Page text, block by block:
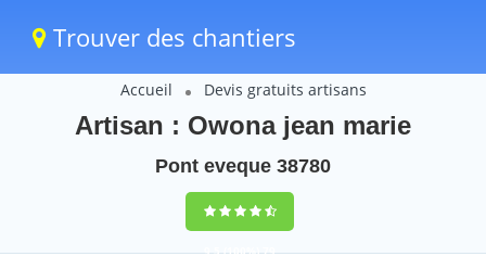
Trouver des chantiers
Accueil Devis gratuits artisans
Artisan : Owona jean marie
Pont eveque 38780
9,5(100%)79